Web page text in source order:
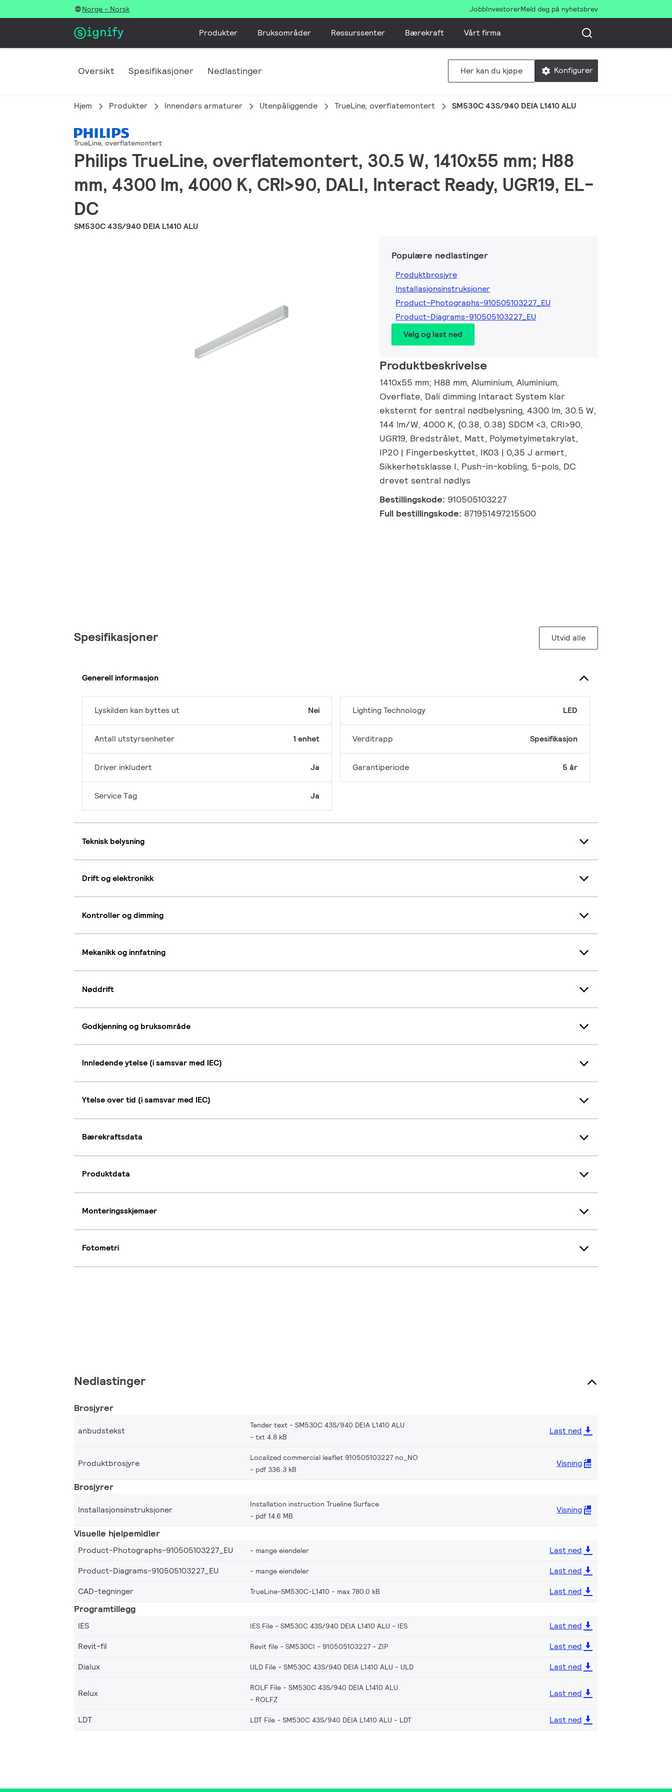
Norge - Norsk JobbInvestorerMeld deg på nyhetsbrev
Produkter Bruksområder Ressurssenter Bærekraft Vårt firma
Oversikt Spesifikasjoner Nedlastinger Her kan du kjøpe Konfigurer
Hjem Produkter Innendørs armaturer Utenpåliggende TrueLine, overflatemontert SM530C 43S/940 DEIA L1410 ALU
TrueLine, overflatemontert
Philips TrueLine, overflatemontert, 30.5 W, 1410x55 mm; H88
mm, 4300 lm, 4000 K, CRI>90, DALI, Interact Ready, UGR19, EL-
DC
SM530C 43S/940 DEIA L1410 ALU
Populære nedlastinger
Produktbrosjyre
Installasjonsinstruksjoner
Product-Photographs-910505103227_EU
Product-Diagrams-910505103227_EU
Velg og last ned
Produktbeskrivelse
1410x55 mm; H88 mm, Aluminium, Aluminium,
Overflate, Dali dimming Intaract System klar
eksternt for sentral nødbelysning, 4300 lm, 30.5 W,
144 lm/W, 4000 K, (0.38, 0.38) SDCM <3, CRI>90,
UGR19, Bredstrålet, Matt, Polymetylmetakrylat,
IP20 | Fingerbeskyttet, IK03 | 0,35 J armert,
Sikkerhetsklasse I, Push-in-kobling, 5-pols, DC
drevet sentral nødlys
Bestillingskode: 910505103227
Full bestillingskode: 871951497215500
Spesifikasjoner Utvid alle
Generell informasjon
Lyskilden kan byttes ut Nei
Antall utstyrsenheter 1 enhet
Driver inkludert Ja
Service Tag Ja
Lighting Technology LED
Verditrapp Spesifikasjon
Garantiperiode 5 år
Teknisk belysning
Drift og elektronikk
Kontroller og dimming
Mekanikk og innfatning
Nøddrift
Godkjenning og bruksområde
Innledende ytelse (i samsvar med IEC)
Ytelse over tid (i samsvar med IEC)
Bærekraftsdata
Produktdata
Monteringsskjemaer
Fotometri
Nedlastinger
Brosjyrer
anbudstekst
Tender text - SM530C 43S/940 DEIA L1410 ALU
txt 4.8 kB
Last ned
Produktbrosjyre
Localized commercial leaflet 910505103227 no_NO
pdf 336.3 kB
Visning
Brosjyrer
Installasjonsinstruksjoner
Installation instruction Trueline Surface
pdf 14.6 MB
Visning
Visuelle hjelpemidler
Product-Photographs-910505103227_EU mange eiendeler
Last ned
Product-Diagrams-910505103227_EU
mange eiendeler
Last ned
CAD-tegninger
TrueLine-SM530C-L1410 max 780.0 kB Last ned
Programtillegg
IES IES File - SM530C 43S/940 DEIA L1410 ALU IES
Last ned
Revit-fil
Revit file - SM530CI - 910505103227 ZIP
Last ned
Dialux
ULD File - SM530C 43S/940 DEIA L1410 ALU ULD Last ned
Relux
ROLF File - SM530C 43S/940 DEIA L1410 ALU
ROLFZ
Last ned
LDT LDT File - SM530C 43S/940 DEIA L1410 ALU LDT Last ned